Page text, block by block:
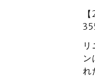
ン
れ